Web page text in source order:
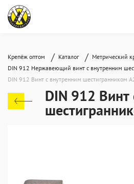
Крепёж оптом / Каталог / Метрический
DIN 912 Нержавеющий винт с внутренним
DIN 912 Винт с внутренним шестигранником
DIN 912 Винт